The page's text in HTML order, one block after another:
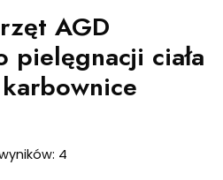
AGD
pielęgnacji ciała
4